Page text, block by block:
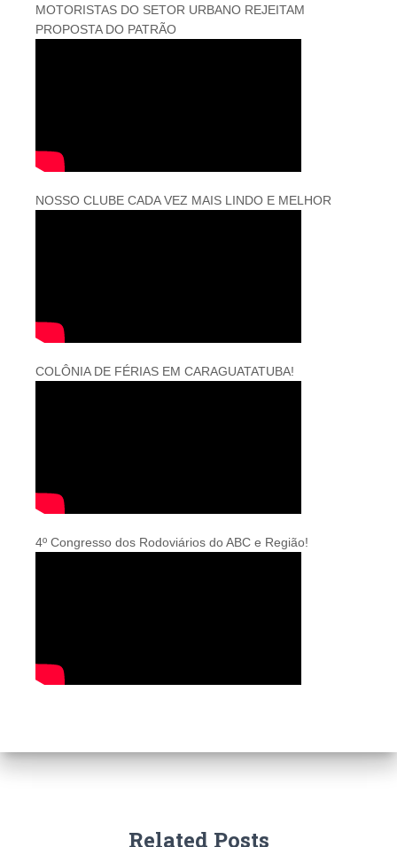
MOTORISTAS DO SETOR URBANO REJEITAM
PROPOSTA DO PATRÃO
NOSSO CLUBE CADA VEZ MAIS LINDO E MELHOR
COLÔNIA DE FÉRIAS EM CARAGUATATUBA!
4º Congresso dos Rodoviários do ABC e Região!
Related Posts